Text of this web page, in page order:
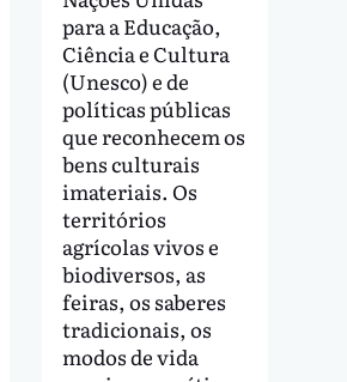
para a Educação,
Ciência e Cultura
(Unesco) e de
políticas públicas
que reconhecem os
bens culturais
imateriais. Os
territórios
agrícolas vivos e
biodiversos, as
feiras, os saberes
tradicionais, os
modos de vida